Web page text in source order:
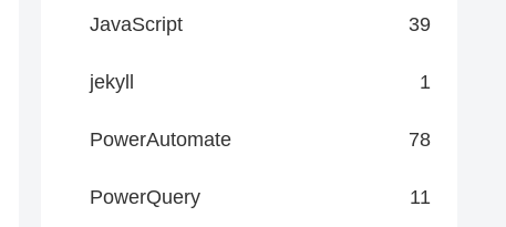
JavaScript 39
jekyll 1
PowerAutomate 78
PowerQuery 11